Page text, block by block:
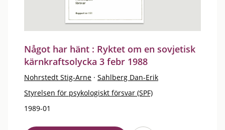
Något har hänt : Ryktet om en sovjetisk
kärnkraftsolycka 3 febr 1988
Nohrstedt Stig-Arne · Sahlberg Dan-Erik
Styrelsen för psykologiskt försvar (SPF)
1989-01